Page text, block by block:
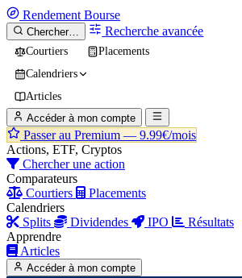
Rendement Bourse
Chercher… Recherche avancée
Courtiers
Placements
Calendriers
Articles
Accéder à mon compte
Passer au Premium — 9.99€/mois
Actions, ETF, Cryptos
Chercher une action
Comparateurs
Courtiers
Placements
Calendriers
Splits
Dividendes IPO
Résultats
Apprendre
Articles
Accéder à mon compte